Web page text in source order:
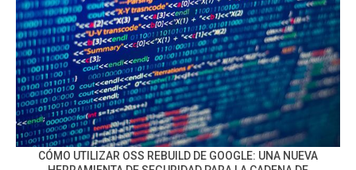
CÓMO UTILIZAR OSS REBUILD DE GOOGLE: UNA NUEVA